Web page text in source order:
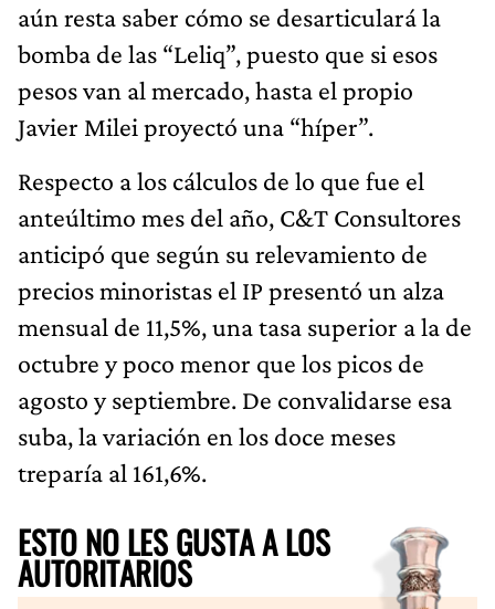
aún resta saber cómo se desarticulará la
bomba de las “Leliq”, puesto que si esos
pesos van al mercado, hasta el propio
Javier Milei proyectó una “híper”.
Respecto a los cálculos de lo que fue el
anteúltimo mes del año, C&T Consultores
anticipó que según su relevamiento de
precios minoristas el IP presentó un alza
mensual de 11,5%, una tasa superior a la de
octubre y poco menor que los picos de
agosto y septiembre. De convalidarse esa
suba, la variación en los doce meses
treparía al 161,6%.
ESTO NO LES GUSTA A LOS
AUTORITARIOS